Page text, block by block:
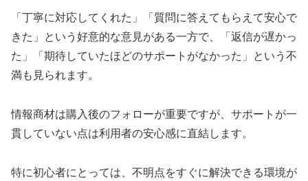
「丁寧に対応してくれた」「質問に答えてもらえて安心で
きた」という好意的な意見がある一方で、「返信が遅かっ
た」「期待していたほどのサポートがなかった」という不
満も見られます。
情報商材は購入後のフォローが重要ですが、サポートが一
貫していない点は利用者の安心感に直結します。
特に初心者にとっては、不明点をすぐに解決できる環境が